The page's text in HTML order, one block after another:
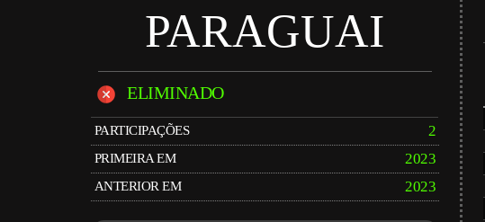
PARAGUAI
ELIMINADO
PARTICIPAÇÕES 2
PRIMEIRA EM 2023
ANTERIOR EM 2023